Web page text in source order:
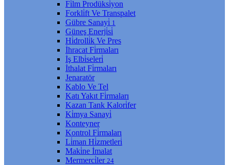
Fi̇lm Prodüksi̇yon
Forkli̇ft Ve Transpalet
Gübre Sanayi̇ 1
Güneş Enerji̇si̇
Hi̇drolli̇k Ve Pres
İhracat Fi̇rmaları
İş Elbi̇seleri̇
İthalat Fi̇rmaları
Jenaratör
Kablo Ve Tel
Katı Yakıt Fi̇rmaları
Kazan Tank Kalori̇fer
Ki̇mya Sanayi̇
Konteyner
Kontrol Fi̇rmaları
Li̇man Hi̇zmetleri̇
Maki̇ne İmalat
Mermerci̇ler 24